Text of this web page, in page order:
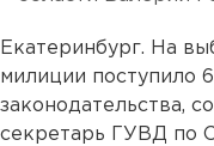
Екатеринбург. На
милиции поступило
законодательства,
секретарь ГУВД по